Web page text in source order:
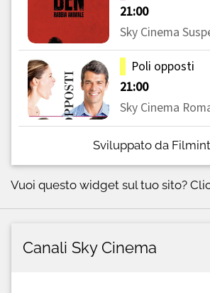
Sviluppato da
Vuoi questo widget sul tuo sito?
Canali Sky Cinema